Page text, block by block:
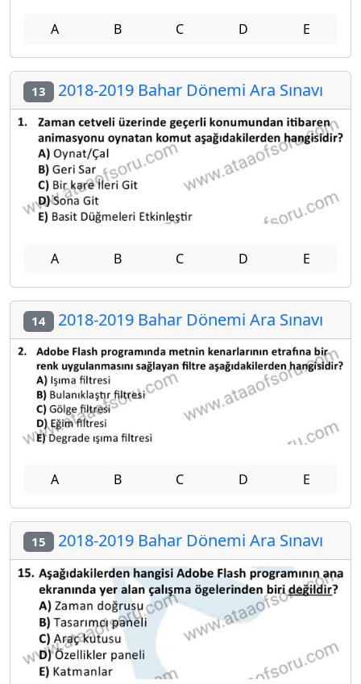
A B C D E
13 2018-2019 Bahar Dönemi Ara Sınavı
A B C D E
14 2018-2019 Bahar Dönemi Ara Sınavı
A B C D E
15 2018-2019 Bahar Dönemi Ara Sınavı